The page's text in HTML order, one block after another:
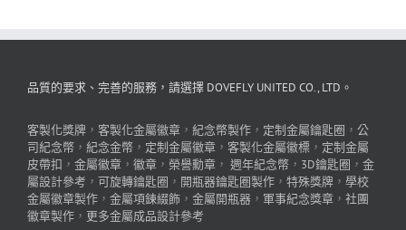
品質的要求、完善的服務，請選擇 DOVEFLY UNITED CO., LTD。
客製化獎牌 ， 客製化金屬徽章 ， 紀念幣製作 ， 定制金屬鑰匙圈 ， 公
司紀念幣 ， 紀念金幣 ， 定制金屬徽章 ， 客製化金屬徽標 ， 定制金屬
皮帶扣 ， 金屬徽章 ， 徽章 ， 榮譽勳章 ， 週年紀念幣 ， 3D鑰匙圈 ， 金
屬設計參考 ， 可旋轉鑰匙圈 ， 開瓶器鑰匙圈製作 ， 特殊獎牌 ， 學校
金屬徽章製作 ， 金屬項鍊綴飾 ， 金屬開瓶器 ， 軍事紀念獎章 ， 社團
徽章製作 ， 更多金屬成品設計參考